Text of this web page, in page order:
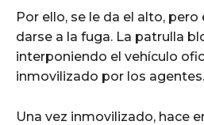
Por ello, se le da el alto,
darse a la fuga. La patrulla
interponiendo el vehículo
inmovilizado por los agentes.
Una vez inmovilizado, hace